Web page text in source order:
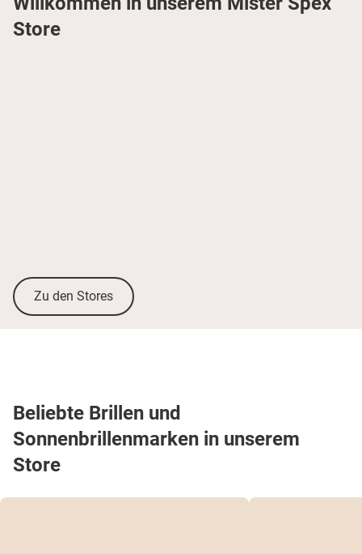
Store
Zu den Stores
Beliebte Brillen und
Sonnenbrillenmarken in unserem
Store